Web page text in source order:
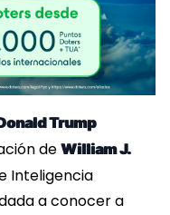
Trump
de William J.
Inteligencia
a conocer a